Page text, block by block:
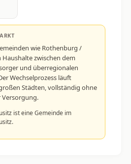
wie Rothenburg /
zwischen dem
und überregionalen
Wechselprozess läuft
Städten, vollständig ohne
ist eine Gemeinde im